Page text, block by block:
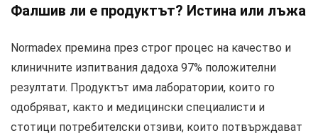
Фалшив ли е продуктът? Истина или лъжа
Normadex премина през строг процес на качество и
клиничните изпитвания дадоха 97% положителни
резултати. Продуктът има лаборатории, които го
одобряват, както и медицински специалисти и
стотици потребителски отзиви, които потвърждават